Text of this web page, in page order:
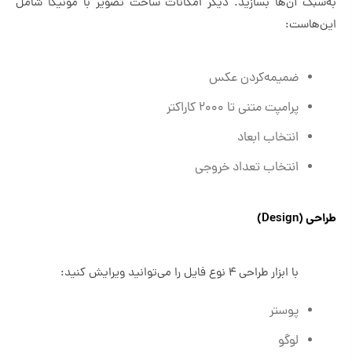
این‌هاست:
ضمیمه‌کردن عکس
پرامپت متنی تا ۲۰۰۰ کاراکتر
انتخاب ابعاد
انتخاب تعداد خروجی
طراحی (Design)
با ابزار طراحی ۴ نوع فایل را می‌توانید ویرایش کنید:
پوستر
لوگو